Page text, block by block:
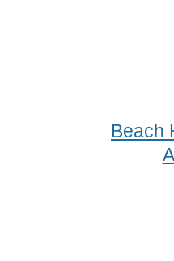
Beach